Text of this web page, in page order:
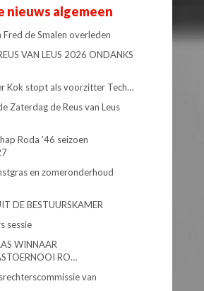
nieuws algemeen
Fred de Smalen overleden
VAN LEUS 2026 ONDANKS
Kok stopt als voorzitter Tech…
Zaterdag de Reus van Leus
Roda '46 seizoen
en zomeronderhoud
DE BESTUURSKAMER
sessie
WINNAAR
RO…
van